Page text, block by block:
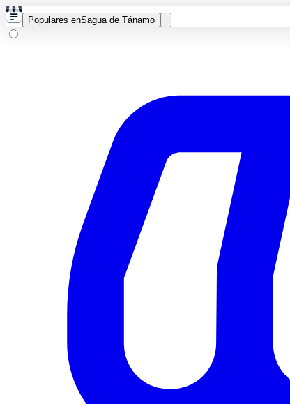
Populares enSagua de Tánamo